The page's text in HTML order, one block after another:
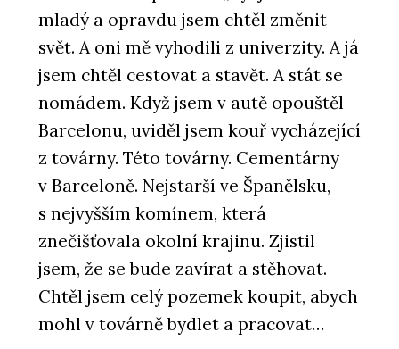
mladý a opravdu jsem chtěl změnit
svět. A oni mě vyhodili z univerzity. A já
jsem chtěl cestovat a stavět. A stát se
nomádem. Když jsem v autě opouštěl
Barcelonu, uviděl jsem kouř vycházející
z továrny. Této továrny. Cementárny
v Barceloně. Nejstarší ve Španělsku,
s nejvyšším komínem, která
znečišťovala okolní krajinu. Zjistil
jsem, že se bude zavírat a stěhovat.
Chtěl jsem celý pozemek koupit, abych
mohl v továrně bydlet a pracovat…